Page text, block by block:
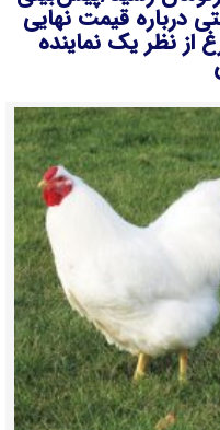
درباره قیمت نهایی
از نظر یک نماینده